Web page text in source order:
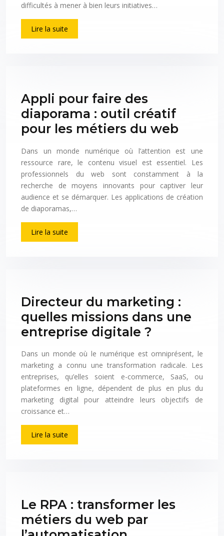
difficultés à mener à bien leurs initiatives…
Lire la suite
Appli pour faire des
diaporama : outil créatif
pour les métiers du web
Dans un monde numérique où l’attention est une
ressource rare, le contenu visuel est essentiel. Les
professionnels du web sont constamment à la
recherche de moyens innovants pour captiver leur
audience et se démarquer. Les applications de création
de diaporamas,…
Lire la suite
Directeur du marketing :
quelles missions dans une
entreprise digitale ?
Dans un monde où le numérique est omniprésent, le
marketing a connu une transformation radicale. Les
entreprises, qu’elles soient e-commerce, SaaS, ou
plateformes en ligne, dépendent de plus en plus du
marketing digital pour atteindre leurs objectifs de
croissance et…
Lire la suite
Le RPA : transformer les
métiers du web par